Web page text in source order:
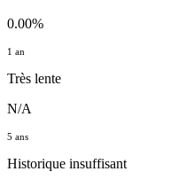
0.00%
1 an
Très lente
N/A
5 ans
Historique insuffisant